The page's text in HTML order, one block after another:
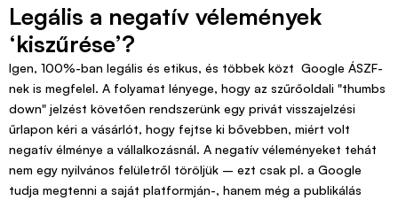
Legális a negatív vélemények
‘kiszűrése’?
Igen, 100%-ban legális és etikus, és többek közt Google ÁSZF-
nek is megfelel. A folyamat lényege, hogy az szűrőoldali "thumbs
down" jelzést követően rendszerünk egy privát visszajelzési
űrlapon kéri a vásárlót, hogy fejtse ki bővebben, miért volt
negatív élménye a vállalkozásnál. A negatív véleményeket tehát
nem egy nyilvános felületről töröljük – ezt csak pl. a Google
tudja megtenni a saját platformján-, hanem még a publikálás